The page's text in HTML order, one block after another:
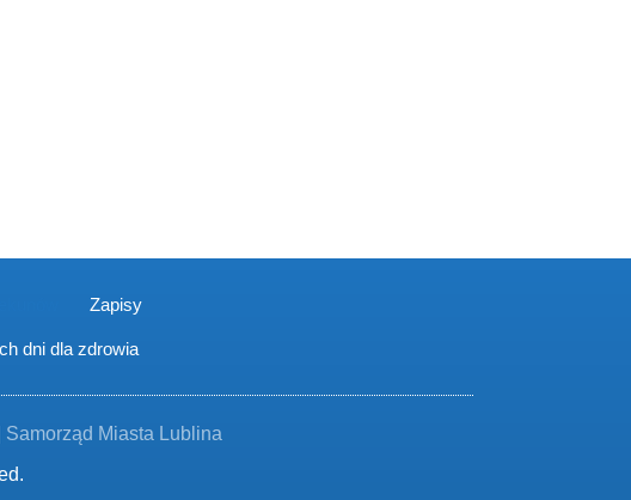
Zapisy
dni dla zdrowia
Samorząd Miasta Lublina